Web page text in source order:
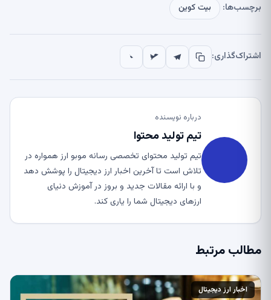
برچسب‌ها: بیت کوین
اشتراک‌گذاری:
درباره نویسنده
تیم تولید محتوا
تیم تولید محتوای تخصصی رسانه موبو ارز همواره در
تلاش است تا آخرین اخبار ارز دیجیتال را پوشش دهد
و با ارائه مقالات جدید و بروز در آموزش دنیای
ارزهای دیجیتال شما را یاری کند.
مطالب مرتبط
اخبار ارز دیجیتال